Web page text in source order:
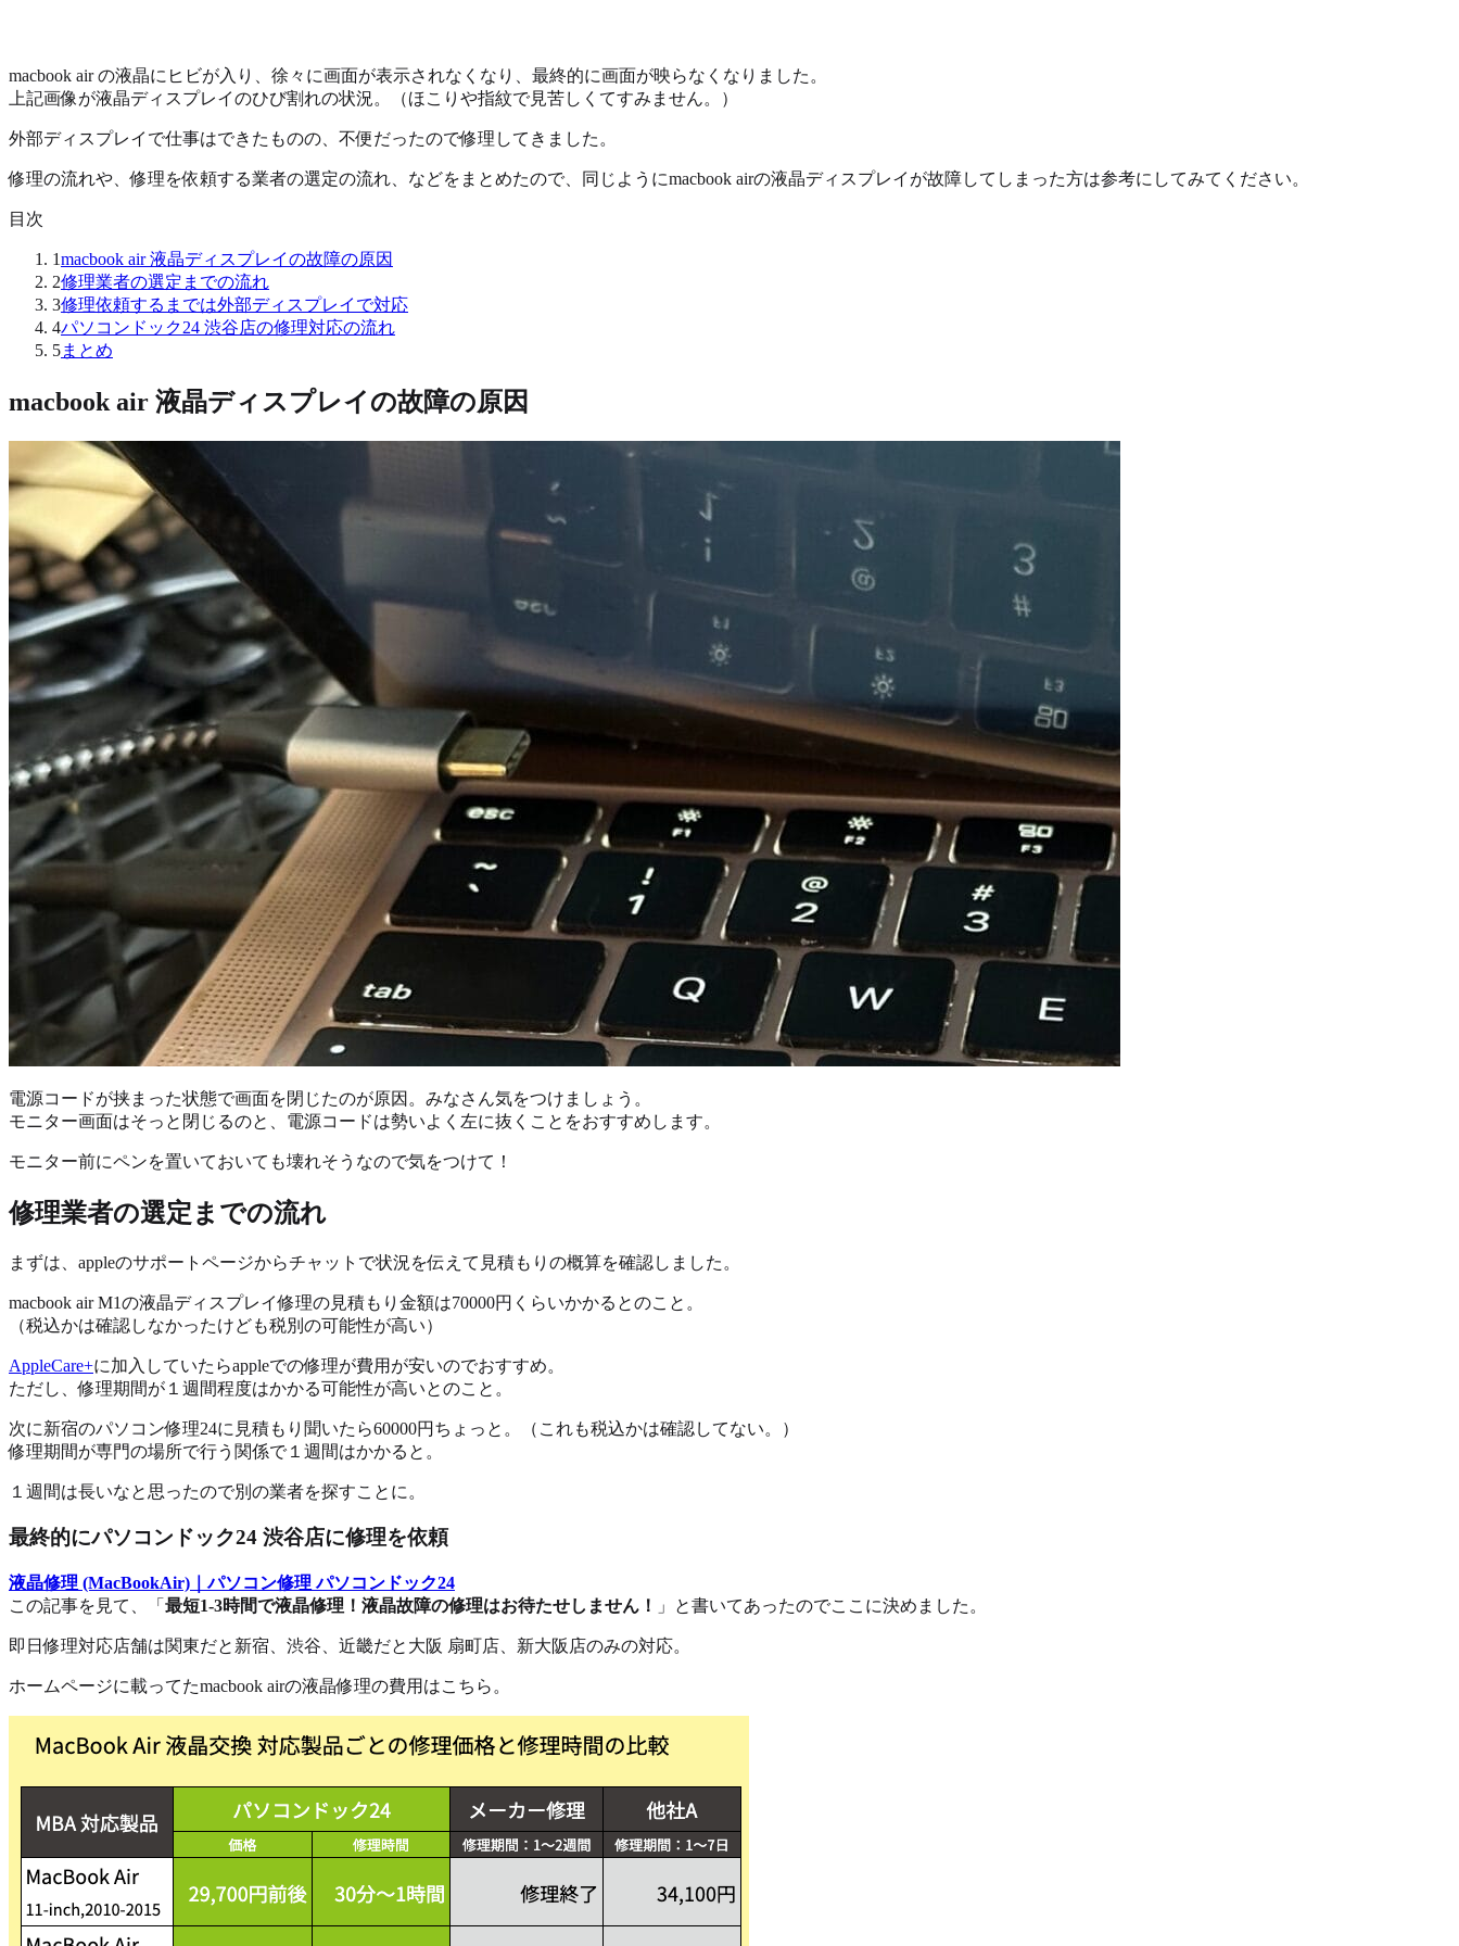
macbook air の液晶にヒビが入り、徐々に画面が表示されなくなり、最終的に画面が映らなくなりました。
上記画像が液晶ディスプレイのひび割れの状況。（ほこりや指紋で見苦しくてすみません。）
外部ディスプレイで仕事はできたものの、不便だったので修理してきました。
修理の流れや、修理を依頼する業者の選定の流れ、などをまとめたので、同じようにmacbook airの液晶ディスプレイが故障してしまった方は参考にしてみてください。
目次
1macbook air 液晶ディスプレイの故障の原因
2修理業者の選定までの流れ
3修理依頼するまでは外部ディスプレイで対応
4パソコンドック24 渋谷店の修理対応の流れ
5まとめ
macbook air 液晶ディスプレイの故障の原因
電源コードが挟まった状態で画面を閉じたのが原因。みなさん気をつけましょう。
モニター画面はそっと閉じるのと、電源コードは勢いよく左に抜くことをおすすめします。
モニター前にペンを置いておいても壊れそうなので気をつけて！
修理業者の選定までの流れ
まずは、appleのサポートページからチャットで状況を伝えて見積もりの概算を確認しました。
macbook air M1の液晶ディスプレイ修理の見積もり金額は70000円くらいかかるとのこと。
（税込かは確認しなかったけども税別の可能性が高い）
AppleCare+に加入していたらappleでの修理が費用が安いのでおすすめ。
ただし、修理期間が１週間程度はかかる可能性が高いとのこと。
次に新宿のパソコン修理24に見積もり聞いたら60000円ちょっと。（これも税込かは確認してない。）
修理期間が専門の場所で行う関係で１週間はかかると。
１週間は長いなと思ったので別の業者を探すことに。
最終的にパソコンドック24 渋谷店に修理を依頼
液晶修理 (MacBookAir)｜パソコン修理 パソコンドック24
この記事を見て、「 最短1-3時間で液晶修理！液晶故障の修理はお待たせしません！ 」と書いてあったのでここに決めました。
即日修理対応店舗は関東だと新宿、渋谷、近畿だと大阪 扇町店、新大阪店のみの対応。
ホームページに載ってたmacbook airの液晶修理の費用はこちら。